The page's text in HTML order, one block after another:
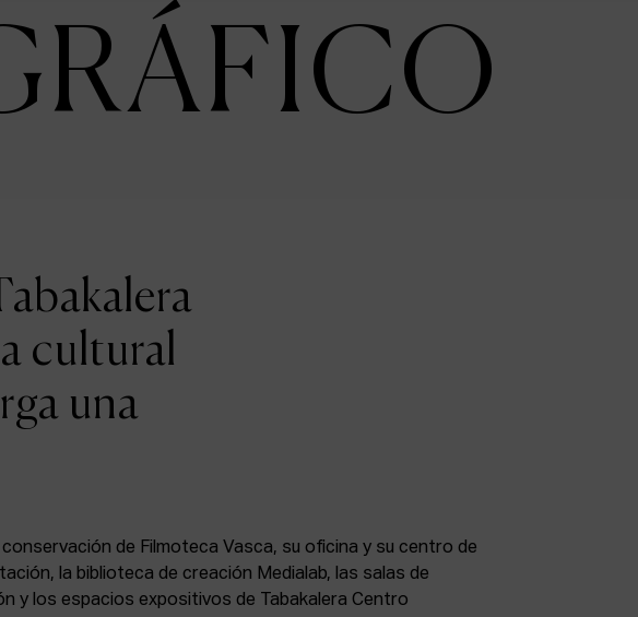
cultural
una
de Filmoteca Vasca, su oficina y su centro de
la biblioteca de creación Medialab, las salas de
y los espacios expositivos de Tabakalera Centro